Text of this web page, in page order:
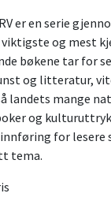
er en serie
og mest
bøkene tar for
og litteratur,
landets mange
og
for lesere
tema.